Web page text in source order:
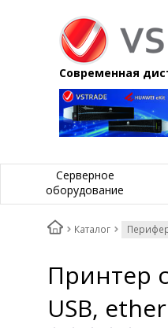
Современная
Серверное
оборудование
Каталог
Принтер
USB,